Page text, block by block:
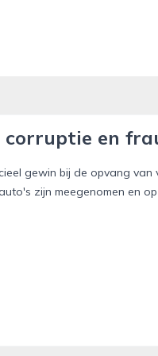
corruptie en
gewin bij de opvang
zijn meegenomen en